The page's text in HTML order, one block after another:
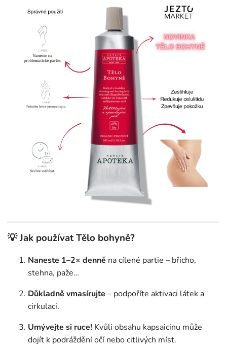
💡 Jak používat Tělo bohyně?
Naneste 1–2× denně na cílené partie – břicho,
stehna, paže…
Důkladně vmasírujte – podpoříte aktivaci látek a
cirkulaci.
Umývejte si ruce! Kvůli obsahu kapsaicinu může
dojít k podráždění očí nebo citlivých míst.